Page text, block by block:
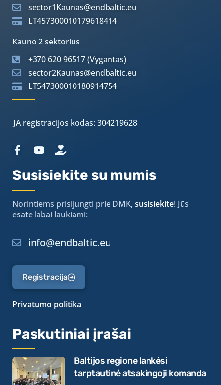
sector1Kaunas@endbaltic.eu
LT457300010179618414
Kauno 2 sektorius
+370 620 96517 (Vygantas)
sector2Kaunas@endbaltic.eu
LT547300010180914754
JA registracijos kodas: 304219628
Susisiekite su mumis
Norintiems prisijungti prie DMK, susisiekite! Jūs
esate labai laukiami:
info@endbaltic.eu
Registracija
Privatumo politika
Paskutiniai įrašai
Baltijos regione lankėsi
tarptautinė atsakingoji komanda